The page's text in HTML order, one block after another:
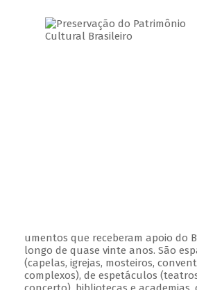
umentos que receberam apoio do
longo de quase vinte anos. São
(capelas, igrejas, mosteiros,
complexos), de espetáculos